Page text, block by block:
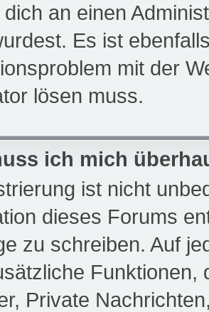
an einen
Es ist
mit der
lösen muss.
ich mich
ist nicht
dieses Forums
zu schreiben. Auf
Private